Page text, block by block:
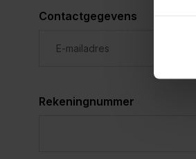
Contactgegevens
Rekeningnummer